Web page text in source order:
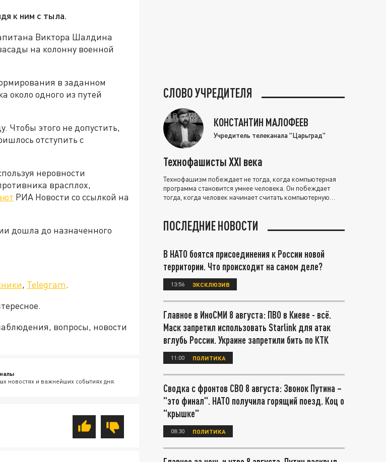
к ним с тыла.
Виктора Шалдина
на колонну военной
в заданном
около одного из путей
Чтобы этого не допустить,
отступить с
неровности
врасплох,
РИА Новости со ссылкой на
дошла до назначенного
, Telegram.
вопросы, новости
новостях и важнейших событиях дня.
СЛОВО УЧРЕДИТЕЛЯ
КОНСТАНТИН МАЛОФЕЕВ
Учредитель телеканала "Царьград"
Технофашисты XXI века
Технофашизм побеждает не тогда, когда компьютерная
программа становится умнее человека. Он побеждает
тогда, когда человек начинает считать компьютерную
ПОСЛЕДНИЕ НОВОСТИ
В НАТО боятся присоединения к России новой
территории. Что происходит на самом деле?
13:56 ЭКСКЛЮЗИВ
Главное в ИноСМИ 8 августа: ПВО в Киеве - всё.
Маск запретил использовать Starlink для атак
вглубь России. Украине запретили бить по КТК
11:00 ПОЛИТИКА
Сводка с фронтов СВО 8 августа: Звонок Путина –
"это финал". НАТО получила горящий поезд. Коц о
"крышке"
08:30 ПОЛИТИКА